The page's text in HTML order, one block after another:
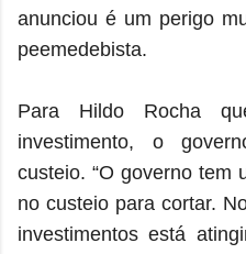
anunciou é um perigo
peemedebista.
Para Hildo Rocha
investimento, o
custeio. “O governo tem
no custeio para cortar.
investimentos está